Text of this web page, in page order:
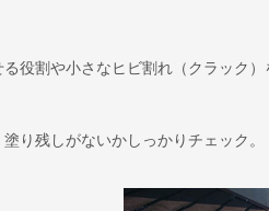
役割や小さなヒビ割れ（クラック
り残しがないかしっかりチェック。